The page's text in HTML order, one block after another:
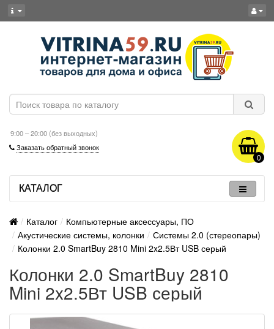
9:00 – 20:00 (без выходных)
Заказать обратный звонок
0
КАТАЛОГ
Каталог
Компьютерные аксессуары, ПО
Акустические системы, колонки
Системы 2.0 (стереопары)
Колонки 2.0 SmartBuy 2810 Mini 2x2.5Вт USB серый
Колонки 2.0 SmartBuy 2810
Mini 2x2.5Вт USB серый